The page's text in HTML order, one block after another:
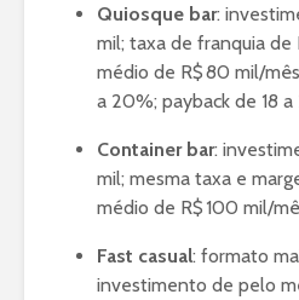
Quiosque bar:
mil; taxa de franquia
médio de R$ 80 mil/
a 20%; payback de 18 a
Container bar:
mil; mesma taxa e
médio de R$ 100 mil/
Fast casual: formato
investimento de pelo